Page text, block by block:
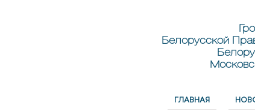
Белорусской
ГЛАВНАЯ